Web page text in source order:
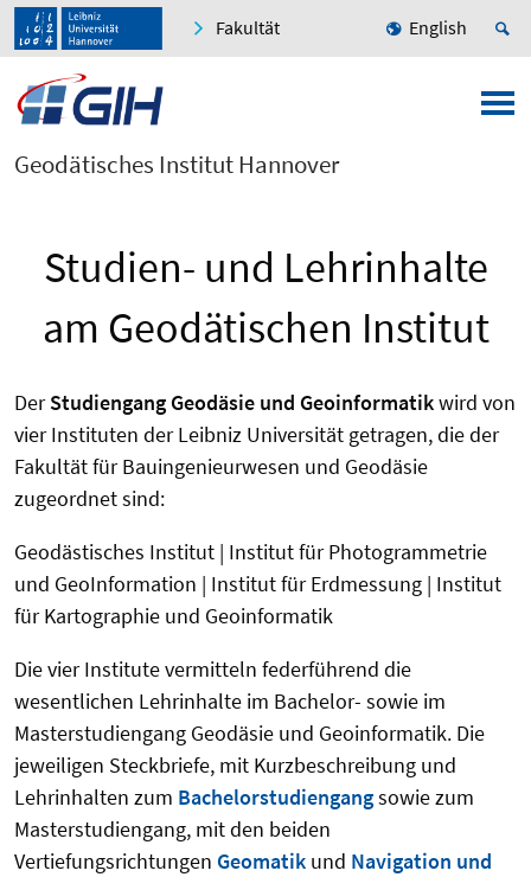
Fakultät English
Geodätisches Institut Hannover
Studien- und Lehrinhalte
am Geodätischen Institut
DerStudiengang Geodäsie und Geoinformatikwird von
vier Instituten der Leibniz Universität getragen, die der
Fakultät für Bauingenieurwesen und Geodäsie
zugeordnet sind:
Geodästisches Institut | Institut für Photogrammetrie
und GeoInformation | Institut für Erdmessung | Institut
für Kartographie und Geoinformatik
Die vier Institute vermitteln federführend die
wesentlichen Lehrinhalte im Bachelor- sowie im
Masterstudiengang Geodäsie und Geoinformatik. Die
jeweiligen Steckbriefe, mit Kurzbeschreibung und
Lehrinhalten zum Bachelorstudiengangsowie zum
Masterstudiengang, mit den beiden
Vertiefungsrichtungen Geomatik und Navigation und